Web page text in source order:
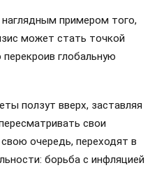
примером того,
может стать точкой
глобальную
ползут вверх, заставляя
свои
очередь, переходят в
борьба с инфляцией